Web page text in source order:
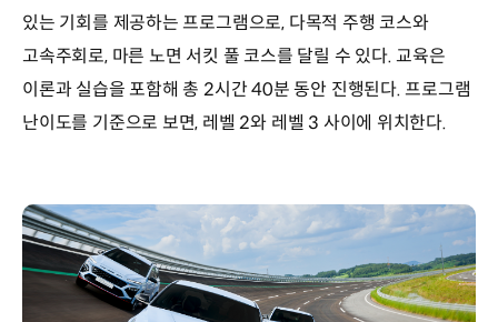
있는 기회를 제공하는 프로그램으로, 다목적 주행 코스와
고속주회로, 마른 노면 서킷 풀 코스를 달릴 수 있다. 교육은
이론과 실습을 포함해 총 2시간 40분 동안 진행된다. 프로그램
난이도를 기준으로 보면, 레벨 2와 레벨 3 사이에 위치한다.